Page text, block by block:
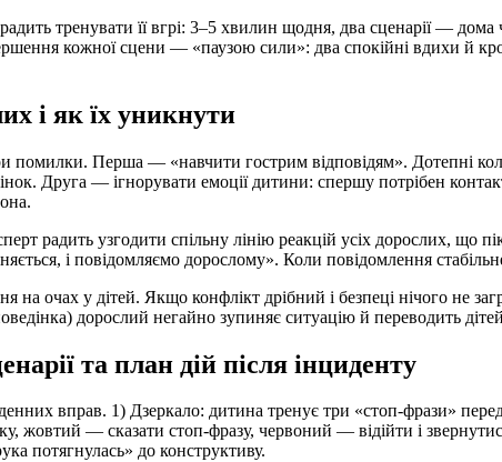
тренувати її вгрі: 3–5 хвилин щодня, два сценарії —
кожної сцени — «паузою сили»: два спокійні вдихи й
і як їх уникнути
помилки. Перша — «навчити гострим відповідям». Дотепні
Друга — ігнорувати емоції дитини: спершу потрібен
радить узгодити спільну лінію реакцій усіх дорослих, що
і повідомляємо дорослому». Коли повідомлення
на очах у дітей. Якщо конфлікт дрібний і безпеці нічого не
дорослий негайно зупиняє ситуацію й переводить
та план дій після інциденту
вправ. 1) Дзеркало: дитина тренує три «стоп-фрази»
жовтий — сказати стоп-фразу, червоний — відійти і
потягнулась» до конструктиву.